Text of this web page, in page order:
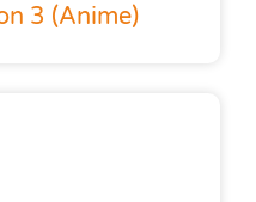
3 (anime)